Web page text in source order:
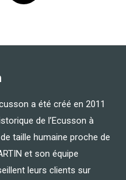
a été créé en 2011
de l’Ecusson à
taille humaine proche de
et son équipe
leurs clients sur